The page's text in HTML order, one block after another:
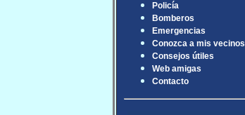
Policía
Bomberos
Emergencias
Conozca a mis vecinos
Consejos útiles
Web amigas
Contacto